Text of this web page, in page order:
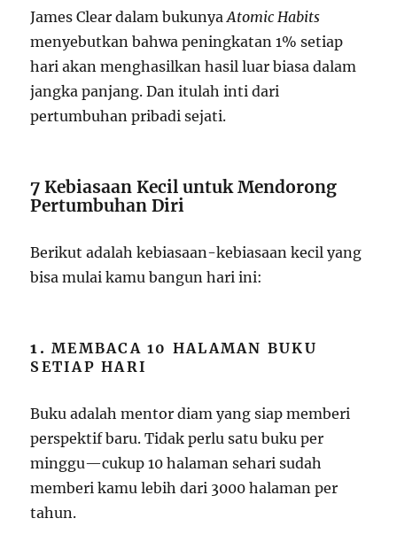
James Clear dalam bukunyaAtomic Habits
menyebutkan bahwa peningkatan 1% setiap
hari akan menghasilkan hasil luar biasa dalam
jangka panjang. Dan itulah inti dari
pertumbuhan pribadi sejati.
7 Kebiasaan Kecil untuk Mendorong
Pertumbuhan Diri
Berikut adalah kebiasaan-kebiasaan kecil yang
bisa mulai kamu bangun hari ini:
1.MEMBACA 10 HALAMAN BUKU
SETIAP HARI
Buku adalah mentor diam yang siap memberi
perspektif baru. Tidak perlu satu buku per
minggu—cukup 10 halaman sehari sudah
memberi kamu lebih dari 3000 halaman per
tahun.